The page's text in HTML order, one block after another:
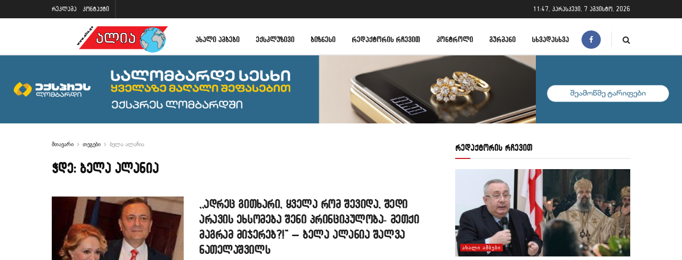
რეკლამა კონტაქტი 11:47, პარასკევი, 7 აგვისტო, 2026
ᲐᲮᲐᲚᲘ ᲐᲛᲑᲔᲑᲘ ᲔᲥᲡᲙᲚᲣᲖᲘᲕᲘ ᲑᲘᲖᲜᲔᲡᲘ ᲠᲔᲓᲐᲥᲢᲝᲠᲘᲡ ᲠᲩᲔᲕᲘᲗ ᲙᲝᲜᲢᲠᲝᲚᲘ ᲒᲣᲠᲛᲐᲜᲘ ᲡᲮᲕᲐᲓᲐᲡᲮᲕᲐ
მთავარი თეგები ბელა ალანია
ჭდე: ბელა ალანია
,,ადრეც გითხარი, ყველა რომ შევიდა, შედი
არავის ეხსომება შენი პრინციპულობა- მეთქი
მაგრამ მიჯერებ?!” – ბელა ალანია შალვა
ნათელაშვილს
რედაქტორის რჩევით
ᲐᲮᲐᲚᲘ ᲐᲛᲑᲔᲑᲘ